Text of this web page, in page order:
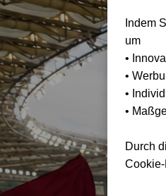
Indem
um
•
•
•
•
Durch